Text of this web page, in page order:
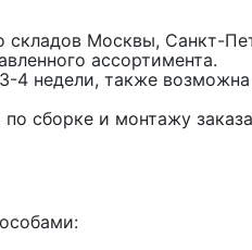
складов Москвы, Санкт-
ассортимента.
4 недели, также
сборке и монтажу